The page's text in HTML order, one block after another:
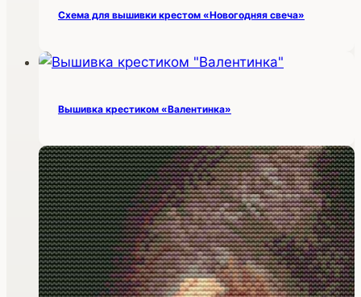
Схема для вышивки крестом «Новогодняя свеча»
Вышивка крестиком «Валентинка»